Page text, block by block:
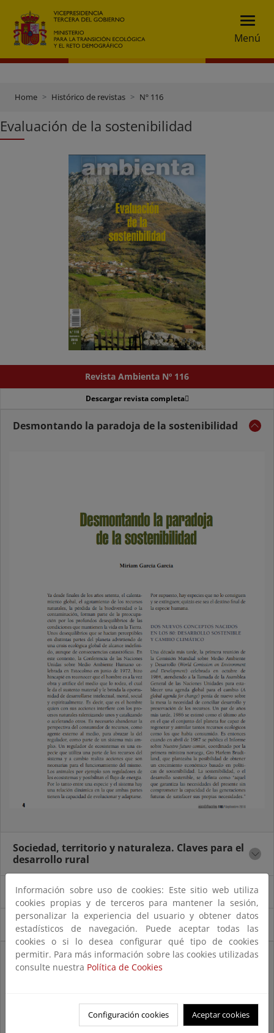
Menú
Home Histórico de revistas Nº 116
Evaluación de la sostenibilidad
Revista Ambienta Nº 116
Descargar revista completa
Desmontando la paradoja de la sostenibilidad
Sociedad, territorio y naturaleza. Claves para el
desarrollo rural
Los retos de los sistemas campesinos
Percepción de problemas ambientales...
¿Por qué la agenda global de sostenibilidad
encierra...
Información sobre uso de cookies: Este sitio web utiliza
cookies propias y de terceros para mantener la sesión,
personalizar la experiencia del usuario y obtener datos
estadísticos de navegación. Puede aceptar todas las
cookies o si lo desea configurar qué tipo de cookies
permitir. Para más información sobre las cookies utilizadas
consulte nuestra Política de Cookies
Configuración cookies Aceptar cookies